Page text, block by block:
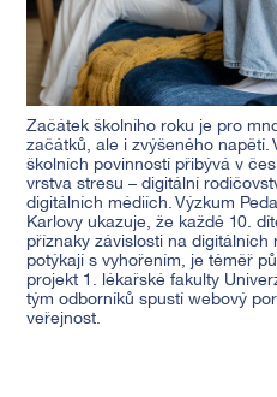
Začátek školního roku je pro
začátků, ale i zvýšeného napětí.
školních povinností přibývá v
vrstva stresu – digitální
digitálních médiích. Výzkum
Karlovy ukazuje, že každé 10.
příznaky závislosti na
potýkají s vyhořením, je téměř
projekt 1. lékařské fakulty
tým odborníků spustí webový
veřejnost.